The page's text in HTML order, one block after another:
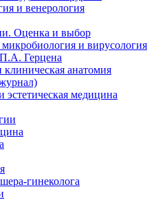
и венерология
Оценка и выбор
и вирусология
Герцена
анатомия
эстетическая медицина
гинеколога